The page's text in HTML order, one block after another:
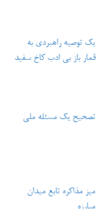
یک توصیه راهبردی به
قمار باز بی ادب کاخ سفید
تصحیح یک مسئله ملی
میز مذاکره تابع میدان